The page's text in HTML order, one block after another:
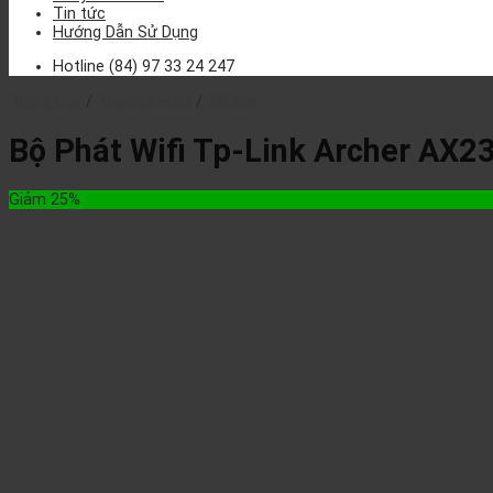
Tin tức
Hướng Dẫn Sử Dụng
Hotline (84) 97 33 24 247
Bộ Phát Wifi Tp-Link Archer
Giảm 25%